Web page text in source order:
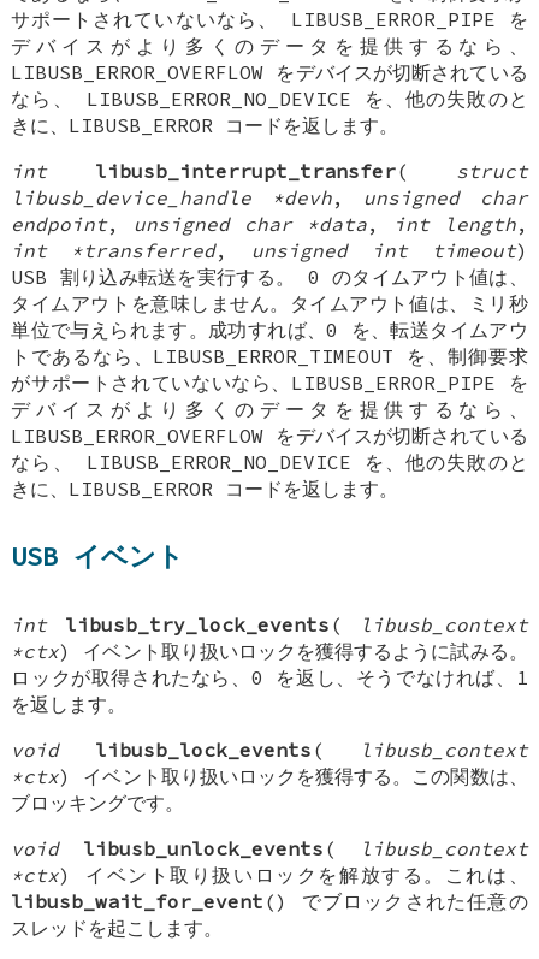
サポートされていないなら、 LIBUSB_ERROR_PIPE を
デバイスがより多くのデータを提供するなら、
LIBUSB_ERROR_OVERFLOW をデバイスが切断されている
なら、 LIBUSB_ERROR_NO_DEVICE を、他の失敗のと
きに、LIBUSB_ERROR コードを返します。
int
libusb_interrupt_transfer( struct
libusb_device_handle *devh, unsigned char
endpoint, unsigned char *data, int length,
int *transferred, unsigned int timeout)
USB 割り込み転送を実行する。 0 のタイムアウト値は、
タイムアウトを意味しません。タイムアウト値は、ミリ秒
単位で与えられます。成功すれば、0 を、転送タイムアウ
トであるなら、LIBUSB_ERROR_TIMEOUT を、制御要求
がサポートされていないなら、LIBUSB_ERROR_PIPE を
デバイスがより多くのデータを提供するなら、
LIBUSB_ERROR_OVERFLOW をデバイスが切断されている
なら、 LIBUSB_ERROR_NO_DEVICE を、他の失敗のと
きに、LIBUSB_ERROR コードを返します。
USB イベント
int libusb_try_lock_events (
libusb_context
*ctx) イベント取り扱いロックを獲得するように試みる。
ロックが取得されたなら、0 を返し、そうでなければ、1
を返します。
void
libusb_lock_events (
libusb_context
*ctx) イベント取り扱いロックを獲得する。この関数は、
ブロッキングです。
void
libusb_unlock_events (
libusb_context
*ctx) イベント取り扱いロックを解放する。これは、
libusb_wait_for_event () でブロックされた任意の
スレッドを起こします。